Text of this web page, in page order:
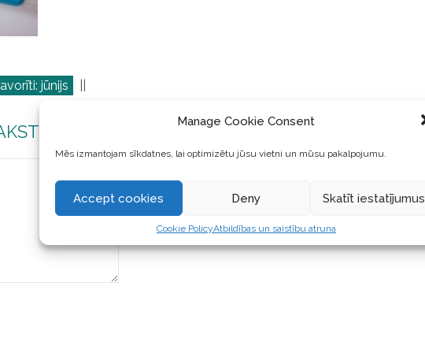
Manage Cookie Consent
Mēs izmantojam sīkdatnes, lai optimizētu jūsu vietni un mūsu pakalpojumu.
Accept cookies Deny Skatīt iestatījumus
Cookie PolicyAtbildības un saistību atruna
jūnijs